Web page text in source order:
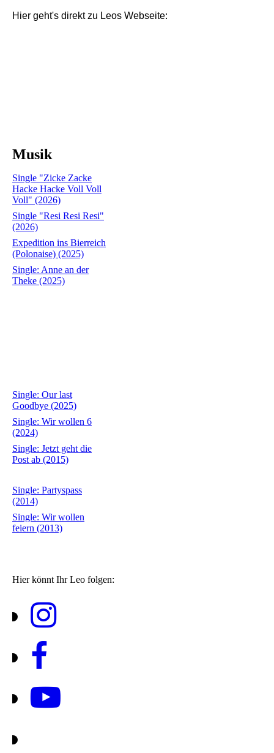
Hier geht's direkt zu Leos Webseite:
Musik
Single "Zicke Zacke
Hacke Hacke Voll Voll
Voll" (2026)
Single "Resi Resi Resi"
(2026)
Expedition ins Bierreich
(Polonaise) (2025)
Single: Anne an der
Theke (2025)
Single: Our last
Goodbye (2025)
Single: Wir wollen 6
(2024)
Single: Jetzt geht die
Post ab (2015)
Single: Partyspass
(2014)
Single: Wir wollen
feiern (2013)
Hier könnt Ihr Leo folgen: